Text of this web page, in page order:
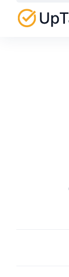
content